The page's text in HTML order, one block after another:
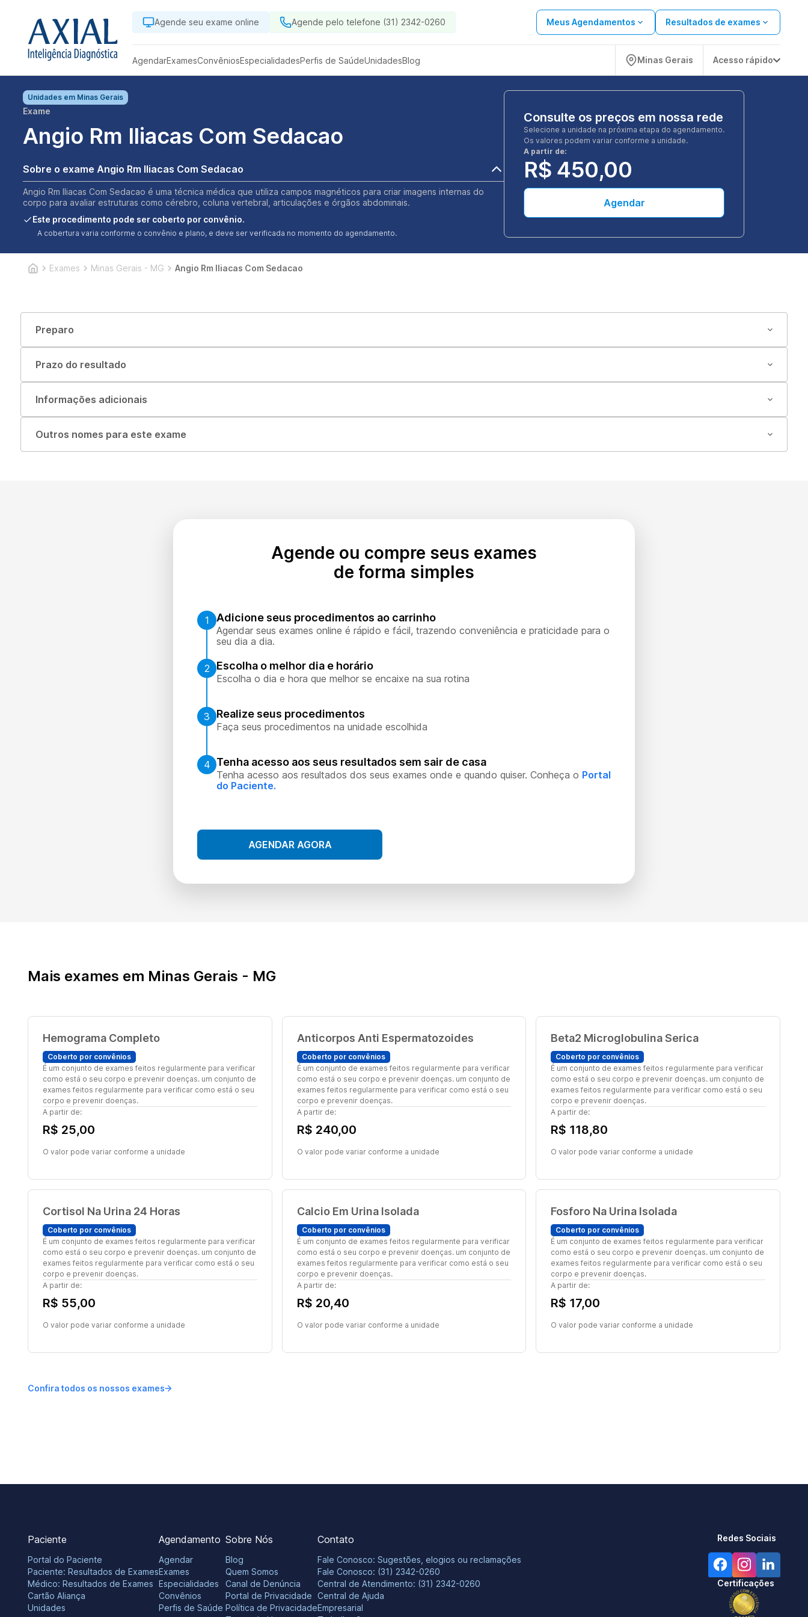
Agende seu exame online Agende pelo telefone (31) 2342-0260 Meus Agendamentos Resultados de exames
AgendarExamesConvêniosEspecialidadesPerfis de SaúdeUnidadesBlog Minas Gerais Acesso rápido
Unidades em Minas Gerais
Exame
Angio Rm Iliacas Com Sedacao
Sobre o exame Angio Rm Iliacas Com Sedacao
Angio Rm Iliacas Com Sedacao é uma técnica médica que utiliza campos magnéticos para criar imagens internas do
corpo para avaliar estruturas como cérebro, coluna vertebral, articulações e órgãos abdominais.
Este procedimento pode ser coberto por convênio.
A cobertura varia conforme o convênio e plano, e deve ser verificada no momento do agendamento.
Consulte os preços em nossa rede
Selecione a unidade na próxima etapa do agendamento.
Os valores podem variar conforme a unidade.
A partir de:
R$ 450,00
Agendar
Exames Minas Gerais - MG Angio Rm Iliacas Com Sedacao
Preparo
Prazo do resultado
Informações adicionais
Outros nomes para este exame
Agende ou compre seus exames
de forma simples
1 Adicione seus procedimentos ao carrinho
Agendar seus exames online é rápido e fácil, trazendo conveniência e praticidade para o
seu dia a dia.
2 Escolha o melhor dia e horário
Escolha o dia e hora que melhor se encaixe na sua rotina
3 Realize seus procedimentos
Faça seus procedimentos na unidade escolhida
4 Tenha acesso aos seus resultados sem sair de casa
Tenha acesso aos resultados dos seus exames onde e quando quiser. Conheça o Portal
do Paciente.
AGENDAR AGORA
Mais exames em Minas Gerais - MG
Hemograma Completo
Coberto por convênios
É um conjunto de exames feitos regularmente para verificar
como está o seu corpo e prevenir doenças. um conjunto de
exames feitos regularmente para verificar como está o seu
corpo e prevenir doenças.
A partir de:
R$ 25,00
O valor pode variar conforme a unidade
Anticorpos Anti Espermatozoides
Coberto por convênios
É um conjunto de exames feitos regularmente para verificar
como está o seu corpo e prevenir doenças. um conjunto de
exames feitos regularmente para verificar como está o seu
corpo e prevenir doenças.
A partir de:
R$ 240,00
O valor pode variar conforme a unidade
Beta2 Microglobulina Serica
Coberto por convênios
É um conjunto de exames feitos regularmente para verificar
como está o seu corpo e prevenir doenças. um conjunto de
exames feitos regularmente para verificar como está o seu
corpo e prevenir doenças.
A partir de:
R$ 118,80
O valor pode variar conforme a unidade
Cortisol Na Urina 24 Horas
Coberto por convênios
É um conjunto de exames feitos regularmente para verificar
como está o seu corpo e prevenir doenças. um conjunto de
exames feitos regularmente para verificar como está o seu
corpo e prevenir doenças.
A partir de:
R$ 55,00
O valor pode variar conforme a unidade
Calcio Em Urina Isolada
Coberto por convênios
É um conjunto de exames feitos regularmente para verificar
como está o seu corpo e prevenir doenças. um conjunto de
exames feitos regularmente para verificar como está o seu
corpo e prevenir doenças.
A partir de:
R$ 20,40
O valor pode variar conforme a unidade
Fosforo Na Urina Isolada
Coberto por convênios
É um conjunto de exames feitos regularmente para verificar
como está o seu corpo e prevenir doenças. um conjunto de
exames feitos regularmente para verificar como está o seu
corpo e prevenir doenças.
A partir de:
R$ 17,00
O valor pode variar conforme a unidade
Confira todos os nossos exames
Paciente
Portal do Paciente
Paciente: Resultados de Exames
Médico: Resultados de Exames
Cartão Aliança
Unidades
Agendamento
Agendar
Exames
Especialidades
Convênios
Perfis de Saúde
Sobre Nós
Blog
Quem Somos
Canal de Denúncia
Portal de Privacidade
Política de Privacidade
Contato
Fale Conosco: Sugestões, elogios ou reclamações
Fale Conosco: (31) 2342-0260
Central de Atendimento: (31) 2342-0260
Central de Ajuda
Empresarial
Redes Sociais
Certificações